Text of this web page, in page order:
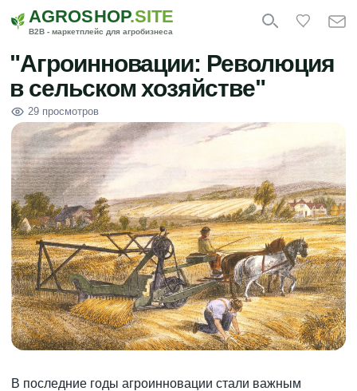
AGROSHOP.SITE
B2B - маркетплейс для агробизнеса
"Агроинновации: Революция
в сельском хозяйстве"
29 просмотров
В последние годы агроинновации стали важным